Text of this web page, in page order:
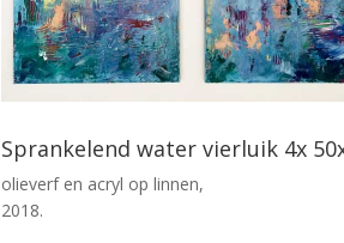
Sprankelend water vierluik 4x
olieverf en acryl op linnen,
2018.